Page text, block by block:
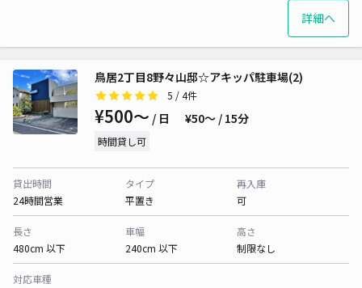
詳細へ
鳥居2丁目8野々山邸☆アキッパ駐車場(2)
5 / 4件
¥500〜 / 日 ¥50〜 / 15分
時間貸し可
貸出時間
24時間営業
タイプ
平置き
再入庫
可
長さ
480cm 以下
車幅
240cm 以下
高さ
制限なし
対応車種